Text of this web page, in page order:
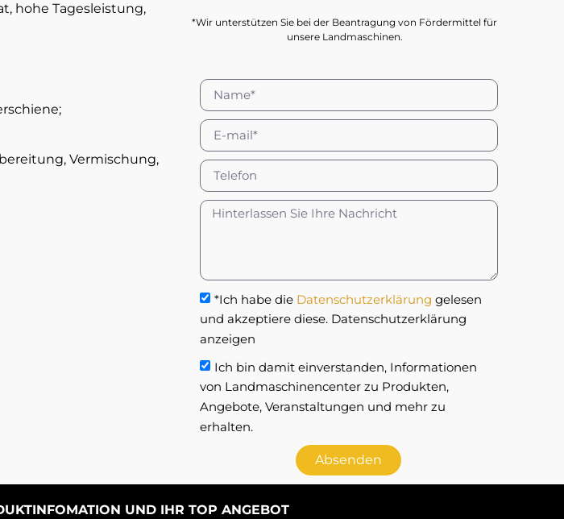
hohe Tagesleistung,
Vermischung,
*Wir unterstützen Sie bei der Beantragung von Fördermittel für
unsere Landmaschinen.
*Ich habe die Datenschutzerklärung gelesen
und akzeptiere diese. Datenschutzerklärung
anzeigen
Ich bin damit einverstanden, Informationen
von Landmaschinencenter zu Produkten,
Angebote, Veranstaltungen und mehr zu
erhalten.
Absenden
UND IHR TOP ANGEBOT